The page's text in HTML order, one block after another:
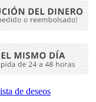
de deseos